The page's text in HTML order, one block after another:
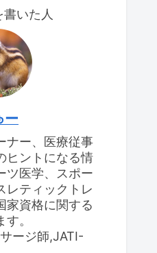
書いた人
ー
ナー、医療従事
ヒントになる情
ツ医学、スポー
レティックトレ
家資格に関する
。
ージ師,JATI-